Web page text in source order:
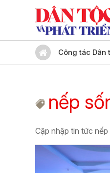
Công tác Dân
nếp
Cập nhập tin tức